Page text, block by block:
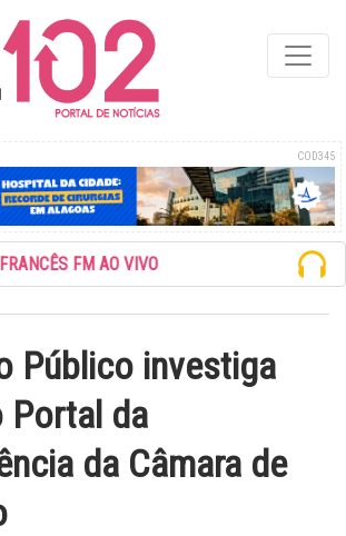
COD345
FM AO VIVO
Público investiga
Portal da
da Câmara de